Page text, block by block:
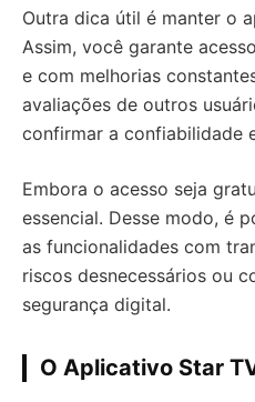
Outra dica útil é manter o
Assim, você garante
e com melhorias
avaliações de outros
confirmar a confiabilidade
Embora o acesso seja
essencial. Desse modo, é
as funcionalidades com
riscos desnecessários ou
segurança digital.
O Aplicativo Star